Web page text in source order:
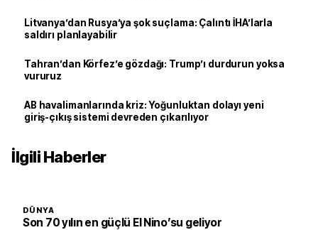
Litvanya’dan Rusya’ya şok suçlama: Çalıntı İHA’larla
saldırı planlayabilir
Tahran’dan Körfez’e gözdağı: Trump’ı durdurun yoksa
vururuz
AB havalimanlarında kriz: Yoğunluktan dolayı yeni
giriş-çıkış sistemi devreden çıkarılıyor
İlgili Haberler
DÜNYA
Son 70 yılın en güçlü El Nino’su geliyor